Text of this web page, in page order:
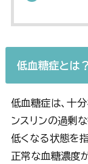
低血糖症とは
低血糖症は、十分
ンスリンの過剰
低くなる状態を指
正常な血糖濃度